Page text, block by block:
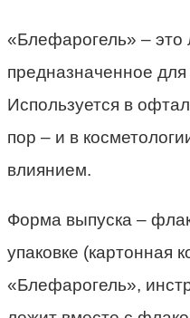
«Блефарогель» – это
предназначенное
Используется в
пор – и в
влиянием.
Форма выпуска –
упаковке (картонная
«Блефарогель»,